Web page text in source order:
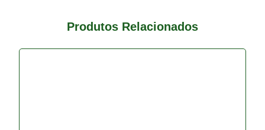
Produtos Relacionados